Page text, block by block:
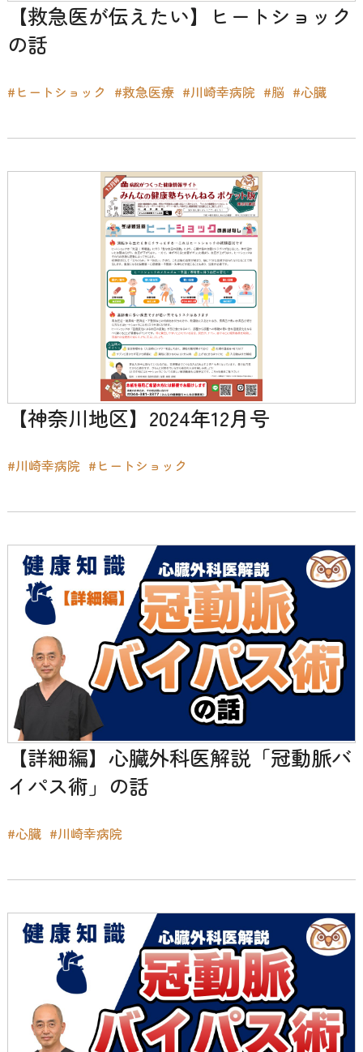
【救急医が伝えたい】ヒートショック
の話
#ヒートショック #救急医療 #川崎幸病院 #脳 #心臓
【神奈川地区】2024年12月号
#川崎幸病院 #ヒートショック
【詳細編】心臓外科医解説「冠動脈バ
イパス術」の話
#心臓 #川崎幸病院